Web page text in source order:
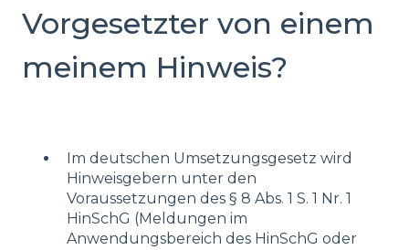
Vorgesetzter von einem
meinem Hinweis?
Im deutschen Umsetzungsgesetz wird
Hinweisgebern unter den
Voraussetzungen des § 8 Abs. 1 S. 1 Nr. 1
HinSchG (Meldungen im
Anwendungsbereich des HinSchG oder